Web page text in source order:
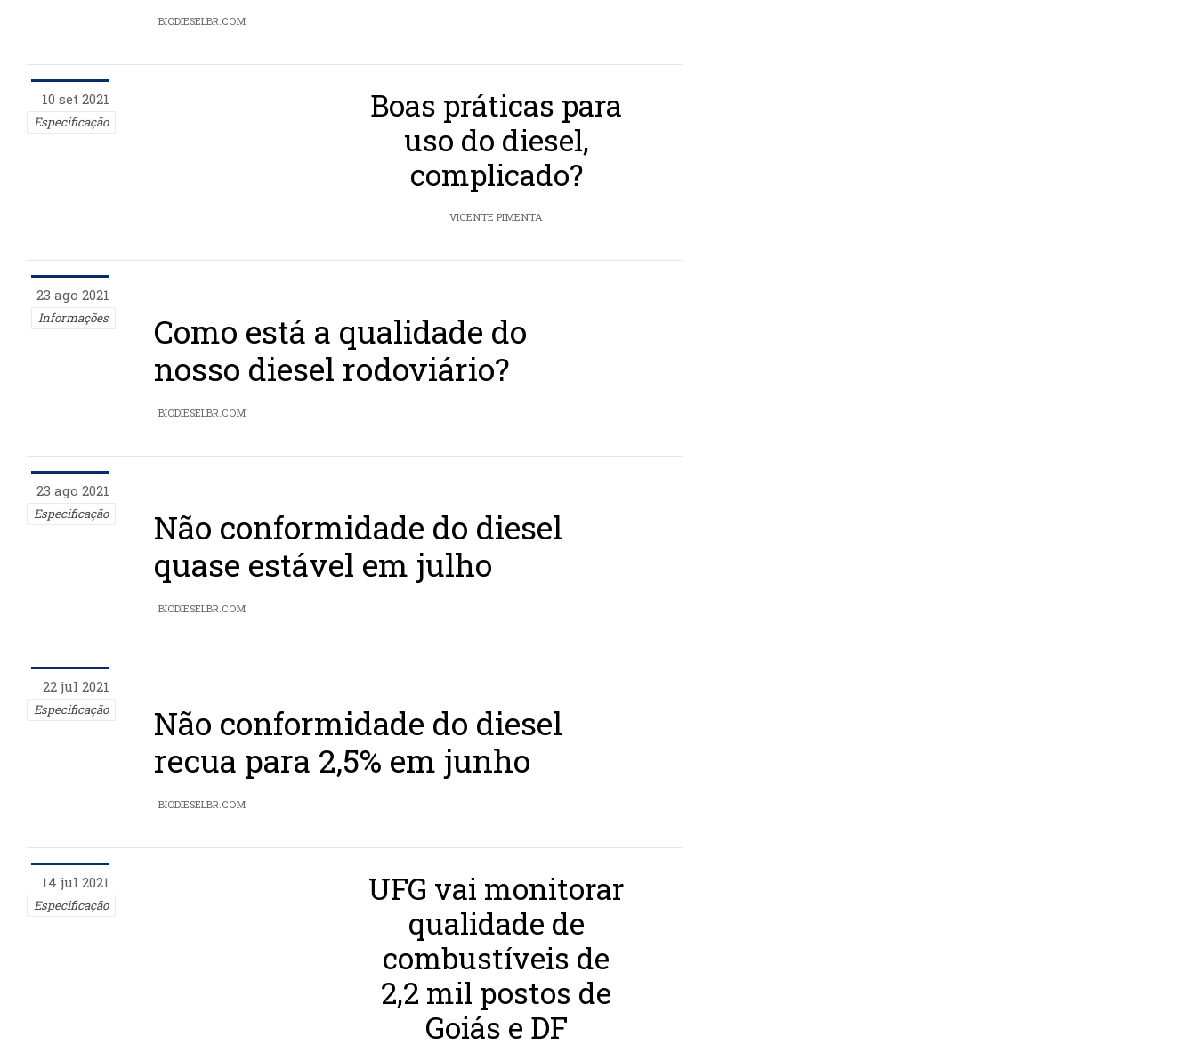
BIODIESELBR.COM
10 set 2021
Especificação
Boas práticas para
uso do diesel,
complicado?
VICENTE PIMENTA
23 ago 2021
Informações
Como está a qualidade do
nosso diesel rodoviário?
BIODIESELBR.COM
23 ago 2021
Especificação
Não conformidade do diesel
quase estável em julho
BIODIESELBR.COM
22 jul 2021
Especificação
Não conformidade do diesel
recua para 2,5% em junho
BIODIESELBR.COM
14 jul 2021
Especificação
UFG vai monitorar
qualidade de
combustíveis de
2,2 mil postos de
Goiás e DF